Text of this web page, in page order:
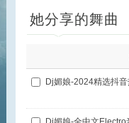
她分享的舞曲